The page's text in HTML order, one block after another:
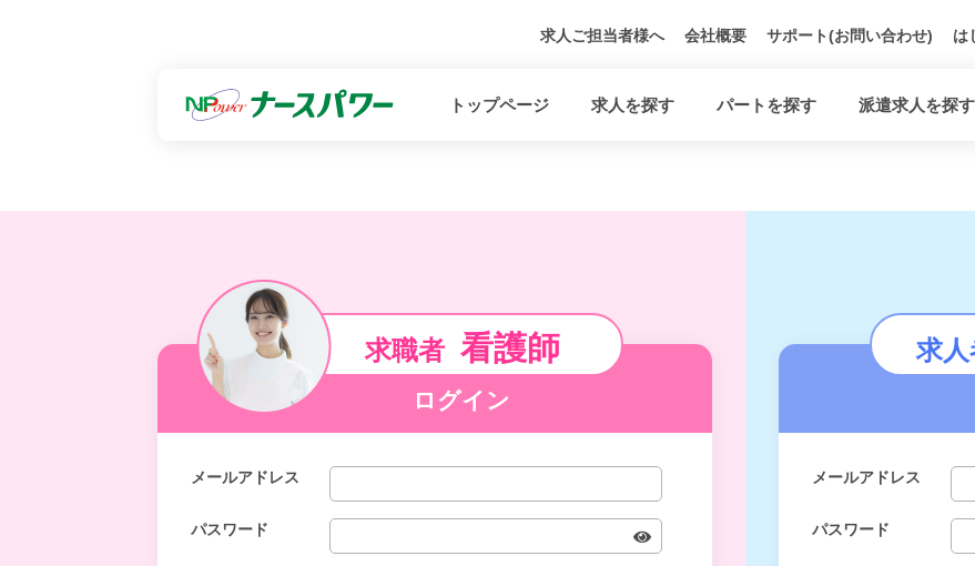
求人ご担当者様へ 会社概要 サポート(お問い合わせ) は
トップページ 求人を探す パートを探す 派遣求人を探す
求職者 看護師
ログイン
メールアドレス
パスワード
求
メールアドレス
パスワード